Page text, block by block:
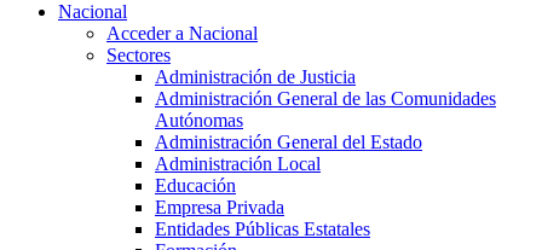
Nacional
Acceder a Nacional
Sectores
Administración de Justicia
Administración General de las Comunidades
Autónomas
Administración General del Estado
Administración Local
Educación
Empresa Privada
Entidades Públicas Estatales